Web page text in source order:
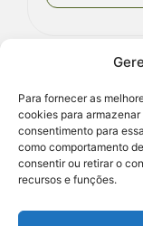
Para fornecer as
cookies para
consentimento para
como comportamento
consentir ou retirar o
recursos e funções.